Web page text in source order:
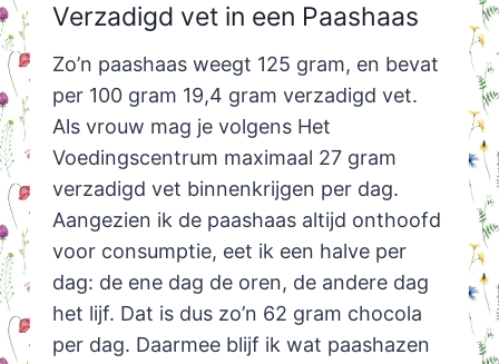
Verzadigd vet in een Paashaas
Zo’n paashaas weegt 125 gram, en bevat
per 100 gram 19,4 gram verzadigd vet.
Als vrouw mag je volgens Het
Voedingscentrum maximaal 27 gram
verzadigd vet binnenkrijgen per dag.
Aangezien ik de paashaas altijd onthoofd
voor consumptie, eet ik een halve per
dag: de ene dag de oren, de andere dag
het lijf. Dat is dus zo’n 62 gram chocola
per dag. Daarmee blijf ik wat paashazen